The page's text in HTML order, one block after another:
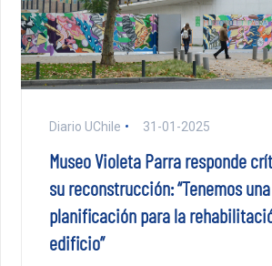
Diario UChile 31-01-2025
Museo Violeta Parra responde
su reconstrucción: “Tenemos una
planificación para la
edificio”